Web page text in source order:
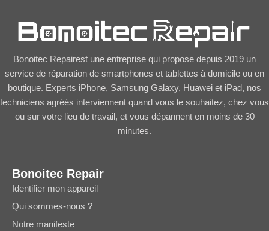
Bonoitec Repairest une entreprise qui propose depuis 2019 un
service de réparation de smartphones et tablettes à domicile ou en
boutique. Experts iPhone, Samsung Galaxy, Huawei et iPad, nos
techniciens agréés interviennent quand vous le souhaitez, chez vous
ou sur votre lieu de travail, et vous dépannent en moins de 30
minutes.
Bonoitec Repair
Identifier mon appareil
Qui sommes-nous ?
Notre manifeste